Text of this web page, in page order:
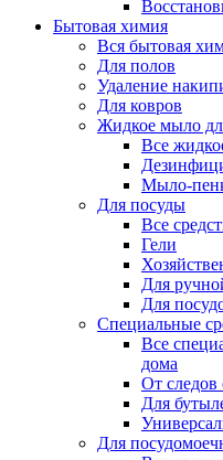
Бытовая химия
Вся бытовая
Для полов
Удаление
Для ковров
Жидкое мыло
Все
Мыло-
Для посуды
Все
Гели
Для
Для
Специальные
Все
дома
От следов
Для
Для